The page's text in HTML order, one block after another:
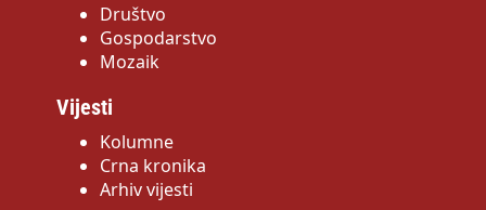
Društvo
Gospodarstvo
Mozaik
Vijesti
Kolumne
Crna kronika
Arhiv vijesti